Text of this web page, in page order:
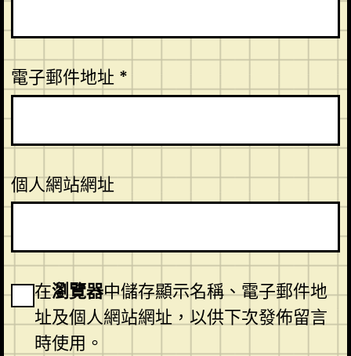
電子郵件地址 *
個人網站網址
在瀏覽器中儲存顯示名稱、電子郵件地
址及個人網站網址，以供下次發佈留言
時使用。